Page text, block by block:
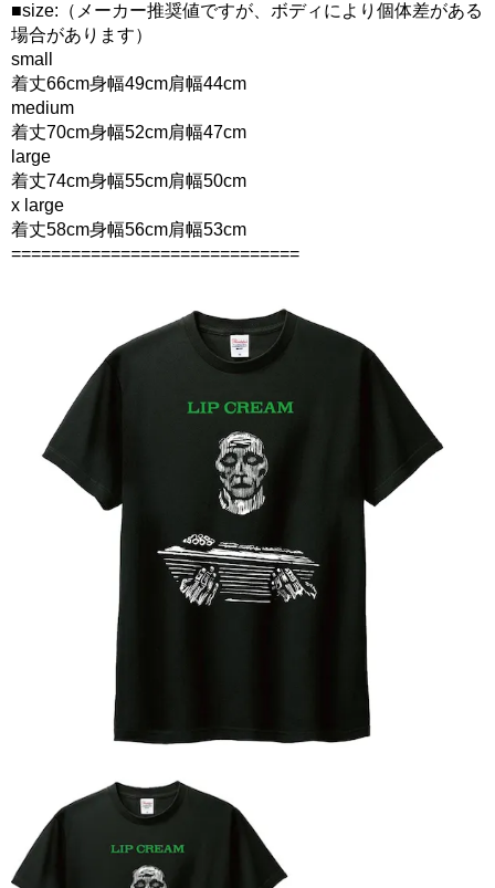
■size:（メーカー推奨値ですが、ボディにより個体差がある
場合があります）
small
着丈66cm身幅49cm肩幅44cm
medium
着丈70cm身幅52cm肩幅47cm
large
着丈74cm身幅55cm肩幅50cm
x large
着丈58cm身幅56cm肩幅53cm
=============================